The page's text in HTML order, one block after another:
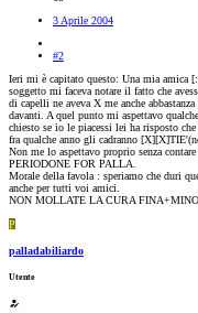
3 Aprile 2004
#2
Ieri mi è capitato questo: Una mia amica
soggetto mi faceva notare il fatto che
di capelli ne aveva X me anche
davanti. A quel punto mi aspettavo
chiesto se io le piacessi lei ha risposto
fra qualche anno gli cadranno
Non me lo aspettavo proprio senza
PERIODONE FOR PALLA.
Morale della favola : speriamo che duri
anche per tutti voi amici.
NON MOLLATE LA CURA
P
palladabiliardo
Utente